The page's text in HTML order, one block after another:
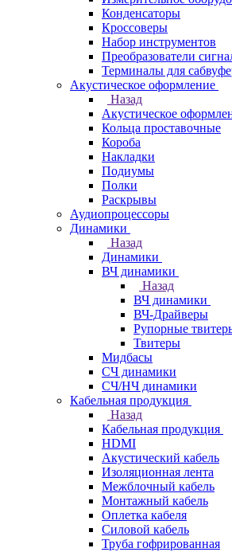
Конденсаторы
Кроссоверы
Набор инструментов
Преобразователи
Терминалы для
Акустическое оформление
Назад
Акустическое
Кольца проставочные
Короба
Накладки
Подиумы
Полки
Раскрывы
Аудиопроцессоры
Динамики
Назад
Динамики
ВЧ динамики
Назад
ВЧ динамики
ВЧ-Драйверы
Рупорные
Твитеры
Мидбасы
СЧ динамики
СЧ/НЧ динамики
Кабельная продукция
Назад
Кабельная продукция
HDMI
Акустический кабель
Изоляционная лента
Межблочный кабель
Монтажный кабель
Оплетка кабеля
Силовой кабель
Труба гофрированная